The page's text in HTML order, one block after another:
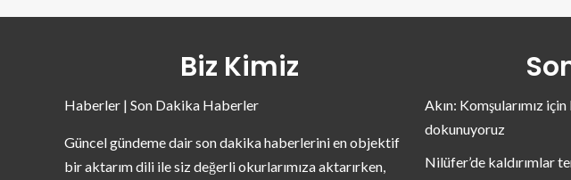
Biz Kimiz
Haberler | Son Dakika Haberler
Güncel gündeme dair son dakika haberlerini en objektif
bir aktarım dili ile siz değerli okurlarımıza aktarırken,
Akın: Komşularımız
dokunuyoruz
Nilüfer’de kaldırımlar